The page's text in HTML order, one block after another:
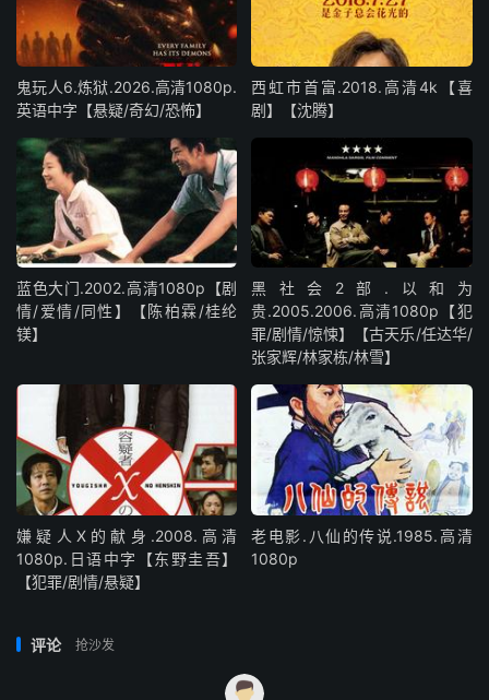
鬼玩人6.炼狱.2026.高清1080p.
英语中字【悬疑/奇幻/恐怖】
西虹市首富.2018.高清4k【喜
剧】【沈腾】
蓝色大门.2002.高清1080p【剧
情/爱情/同性】【陈柏霖/桂纶
镁】
黑社会2部.以和为
贵.2005.2006.高清1080p【犯
罪/剧情/惊悚】【古天乐/任达华/
张家辉/林家栋/林雪】
嫌疑人X的献身.2008.高清
1080p.日语中字【东野圭吾】
【犯罪/剧情/悬疑】
老电影.八仙的传说.1985.高清
1080p
评论 抢沙发